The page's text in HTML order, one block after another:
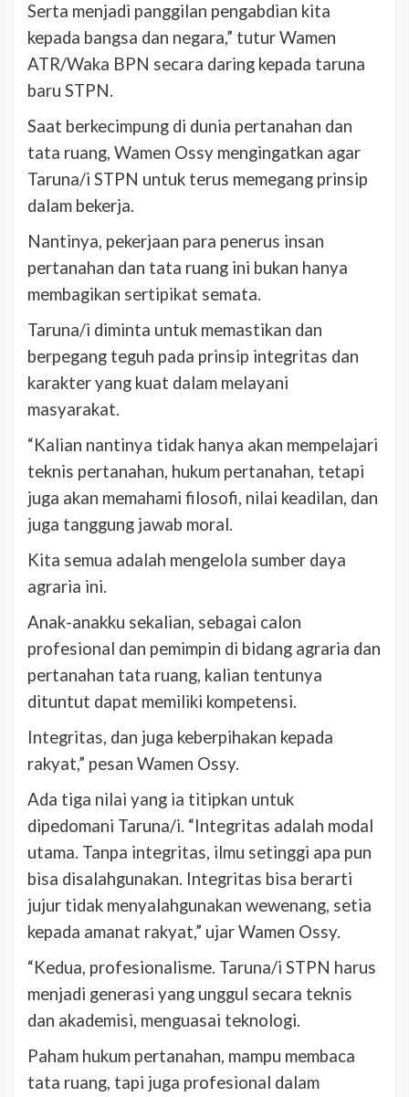
Serta menjadi panggilan pengabdian kita
kepada bangsa dan negara,” tutur Wamen
ATR/Waka BPN secara daring kepada taruna
baru STPN.
Saat berkecimpung di dunia pertanahan dan
tata ruang, Wamen Ossy mengingatkan agar
Taruna/i STPN untuk terus memegang prinsip
dalam bekerja.
Nantinya, pekerjaan para penerus insan
pertanahan dan tata ruang ini bukan hanya
membagikan sertipikat semata.
Taruna/i diminta untuk memastikan dan
berpegang teguh pada prinsip integritas dan
karakter yang kuat dalam melayani
masyarakat.
“Kalian nantinya tidak hanya akan mempelajari
teknis pertanahan, hukum pertanahan, tetapi
juga akan memahami filosofi, nilai keadilan, dan
juga tanggung jawab moral.
Kita semua adalah mengelola sumber daya
agraria ini.
Anak-anakku sekalian, sebagai calon
profesional dan pemimpin di bidang agraria dan
pertanahan tata ruang, kalian tentunya
dituntut dapat memiliki kompetensi.
Integritas, dan juga keberpihakan kepada
rakyat,” pesan Wamen Ossy.
Ada tiga nilai yang ia titipkan untuk
dipedomani Taruna/i. “Integritas adalah modal
utama. Tanpa integritas, ilmu setinggi apa pun
bisa disalahgunakan. Integritas bisa berarti
jujur tidak menyalahgunakan wewenang, setia
kepada amanat rakyat,” ujar Wamen Ossy.
“Kedua, profesionalisme. Taruna/i STPN harus
menjadi generasi yang unggul secara teknis
dan akademisi, menguasai teknologi.
Paham hukum pertanahan, mampu membaca
tata ruang, tapi juga profesional dalam